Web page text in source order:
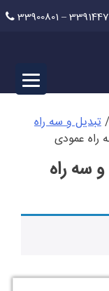
33900801 –
/تبدیل و سه راه
راه عمودی
سه راه